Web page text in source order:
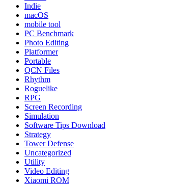
Indie
macOS
mobile tool
PC Benchmark
Photo Editing
Platformer
Portable
QCN Files
Rhythm
Roguelike
RPG
Screen Recording
Simulation
Software Tips Download
Strategy
Tower Defense
Uncategorized
Utility
Video Editing
Xiaomi ROM